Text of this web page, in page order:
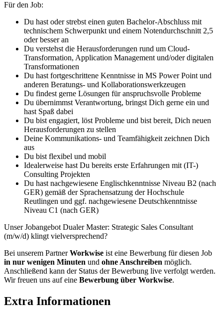
Für den Job:
Du hast oder strebst einen guten Bachelor-Abschluss mit
technischem Schwerpunkt und einem Notendurchschnitt 2,5
oder besser an
Du verstehst die Herausforderungen rund um Cloud-
Transformation, Application Management und/oder digitalen
Transformationen
Du hast fortgeschrittene Kenntnisse in MS Power Point und
anderen Beratungs- und Kollaborationswerkzeugen
Du findest gerne Lösungen für anspruchsvolle Probleme
Du übernimmst Verantwortung, bringst Dich gerne ein und
hast Spaß dabei
Du bist engagiert, löst Probleme und bist bereit, Dich neuen
Herausforderungen zu stellen
Deine Kommunikations- und Teamfähigkeit zeichnen Dich
aus
Du bist flexibel und mobil
Idealerweise hast Du bereits erste Erfahrungen mit (IT-)
Consulting Projekten
Du hast nachgewiesene Englischkenntnisse Niveau B2 (nach
GER) gemäß der Sprachensatzung der Hochschule
Reutlingen und ggf. nachgewiesene Deutschkenntnisse
Niveau C1 (nach GER)
Unser Jobangebot Dualer Master: Strategic Sales Consultant
(m/w/d) klingt vielversprechend?
Bei unserem PartnerWorkwise ist eine Bewerbung für diesen Job
in nur wenigen Minuten und ohne Anschreiben möglich.
Anschließend kann der Status der Bewerbung live verfolgt werden.
Wir freuen uns auf eine Bewerbung über Workwise.
Extra Informationen